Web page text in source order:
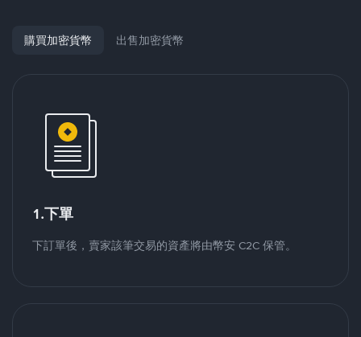
購買加密貨幣 出售加密貨幣
1.下單
下訂單後，賣家該筆交易的資產將由幣安 C2C 保管。